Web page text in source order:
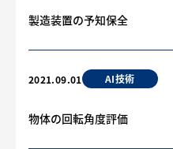
製造装置の予知保全
2021.09.01 AI技術
物体の回転角度評価